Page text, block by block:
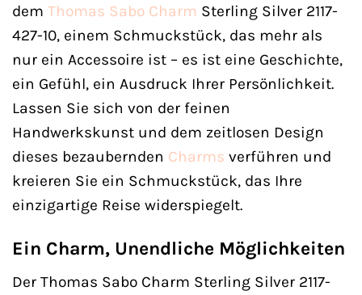
dem Thomas Sabo Charm Sterling Silver 2117-
427-10, einem Schmuckstück, das mehr als
nur ein Accessoire ist – es ist eine Geschichte,
ein Gefühl, ein Ausdruck Ihrer Persönlichkeit.
Lassen Sie sich von der feinen
Handwerkskunst und dem zeitlosen Design
dieses bezaubernden Charms verführen und
kreieren Sie ein Schmuckstück, das Ihre
einzigartige Reise widerspiegelt.
Ein Charm, Unendliche Möglichkeiten
Der Thomas Sabo Charm Sterling Silver 2117-